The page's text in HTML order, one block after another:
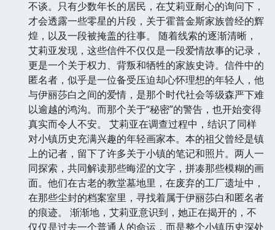
不谈。只有少数年长的居民，在艾莉亚耐心的询问下，
才会透露一些零星的片段，关于霍普金斯家族曾经的辉
煌，以及一段被掩盖的往事。 随着线索的逐渐清晰，
艾莉亚发现，这些信件不仅仅是一段爱情故事的记录，
更是一个关于权力、背叛和牺牲的家族史诗。信件中的
匿名者，似乎是一位备受压迫却心怀理想的年轻人，他
与伊丽莎白之间的爱情，是那个时代社会等级森严下难
以逾越的鸿沟。而那个关于“秘密”的警告，也开始变得
真实而令人不安。 艾莉亚在调查过程中，结识了同样
对小镇历史充满兴趣的年轻画家本。本的祖父曾经是镇
上的记者，留下了许多关于小镇的笔记和照片。两人一
同探索，共同解读那些晦涩的文字，拼凑那些模糊的画
面。他们在古老的教堂墓地里，在废弃的工厂遗址中，
在那些尘封的档案室里，寻找着属于伊丽莎白和匿名者
的痕迹。 渐渐地，艾莉亚意识到，她正在揭开的，不
仅仅是过去一个普通人的命运，而是整个小镇历史深处